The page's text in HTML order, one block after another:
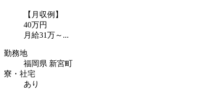
【月収例】
40万円
月給31万～...
勤務地
福岡県 新宮町
寮・社宅
あり